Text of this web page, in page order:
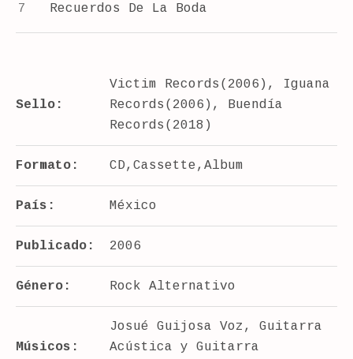
Recuerdos De La Boda
Sello:
Victim Records(2006), Iguana
Records(2006), Buendía
Records(2018)
Formato: CD,Cassette,Album
País: México
Publicado: 2006
Género: Rock Alternativo
Músicos:
Josué Guijosa Voz, Guitarra
Acústica y Guitarra